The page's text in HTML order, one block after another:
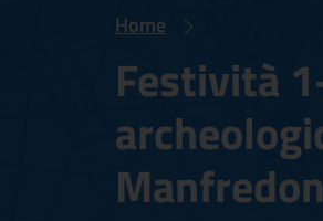
Home
Festività